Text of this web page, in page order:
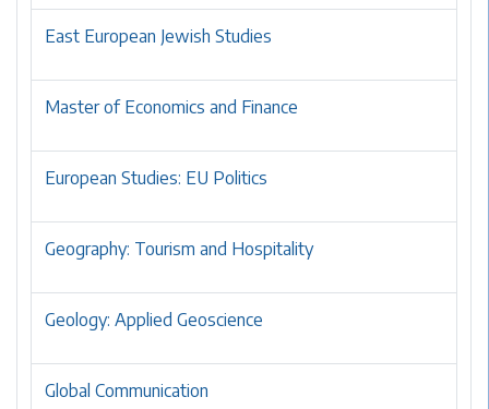
East European Jewish Studies
Master of Economics and Finance
European Studies: EU Politics
Geography: Tourism and Hospitality
Geology: Applied Geoscience
Global Communication